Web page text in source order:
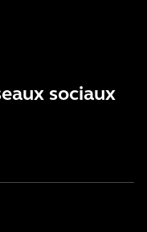
sociaux